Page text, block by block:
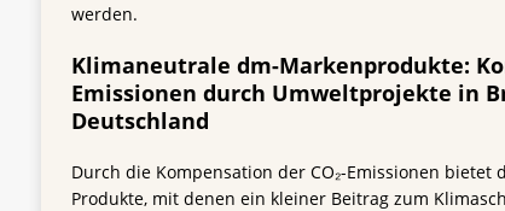
werden.
Klimaneutrale dm-Markenprodukte:
Emissionen durch Umweltprojekte in
Deutschland
Durch die Kompensation der CO₂-Emissionen
Produkte, mit denen ein kleiner Beitrag zum